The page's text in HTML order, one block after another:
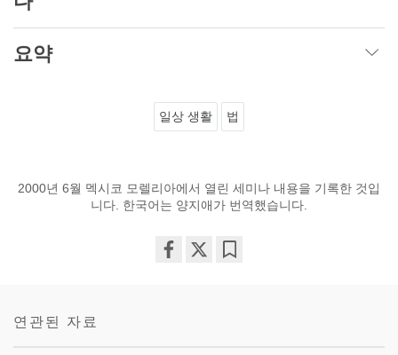
요약
일상 생활 법
2000년 6월 멕시코 모렐리아에서 열린 세미나 내용을 기록한 것입
니다. 한국어는 양지애가 번역했습니다.
연관된 자료